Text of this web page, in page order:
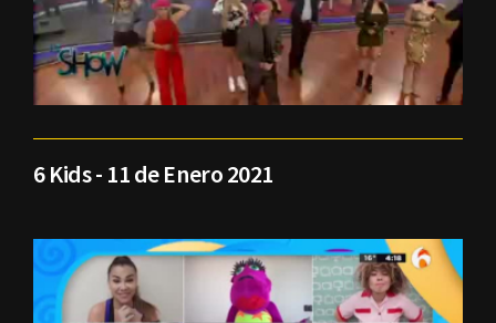
6 Kids - 11 de Enero 2021